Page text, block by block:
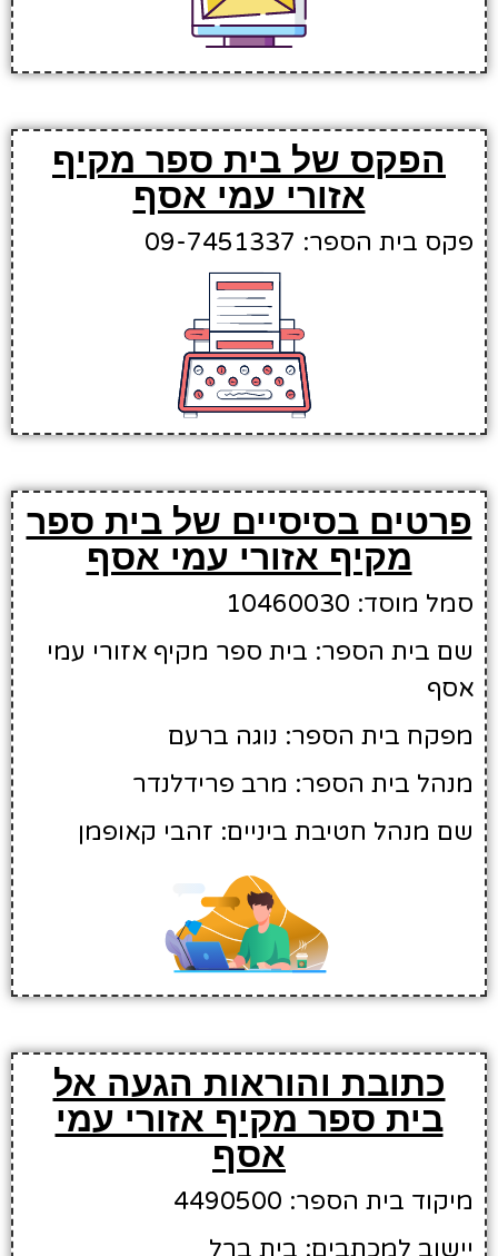
הפקס של בית ספר מקיף
אזורי עמי אסף
פקס בית הספר: 09-7451337
פרטים בסיסיים של בית ספר
מקיף אזורי עמי אסף
סמל מוסד: 10460030
שם בית הספר: בית ספר מקיף אזורי עמי
אסף
מפקח בית הספר: נוגה ברעם
מנהל בית הספר: מרב פרידלנדר
שם מנהל חטיבת ביניים: זהבי קאופמן
כתובת והוראות הגעה אל
בית ספר מקיף אזורי עמי
אסף
מיקוד בית הספר: 4490500
יישוב למכתבים: בית ברל